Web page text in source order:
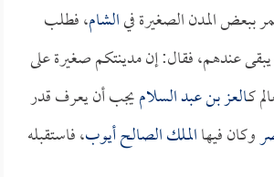
ببعض المدن الصغيرة فيالشام، فطلب
عندهم، فقال: إن مدينتكم صغيرة على
كـالعز بن عبد السلاميجب أن يعرف قدر
وكان فيهاالملك الصالح أيوب، فاستقبله